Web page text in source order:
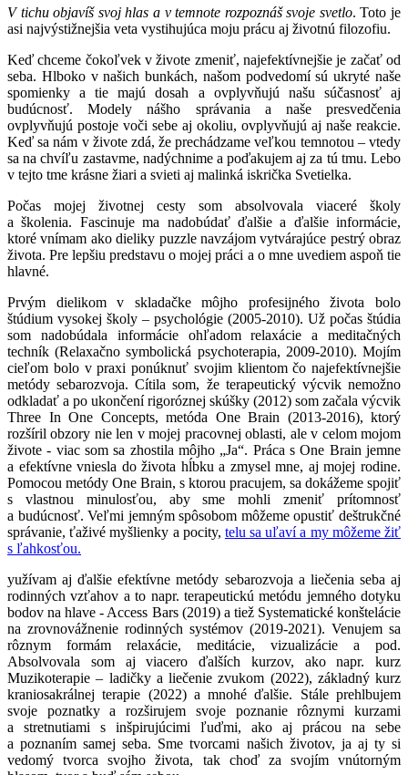
V tichu objavíš svoj hlas a v temnote rozpoznáš svoje svetlo. Toto je
asi najvýstižnejšia veta vystihujúca moju prácu aj životnú filozofiu.
Keď chceme čokoľvek v živote zmeniť, najefektívnejšie je začať od
seba. Hlboko v našich bunkách, našom podvedomí sú ukryté naše
spomienky a tie majú dosah a ovplyvňujú našu súčasnosť aj
budúcnosť. Modely nášho správania a naše presvedčenia
ovplyvňujú postoje voči sebe aj okoliu, ovplyvňujú aj naše reakcie.
Keď sa nám v živote zdá, že prechádzame veľkou temnotou – vtedy
sa na chvíľu zastavme, nadýchnime a poďakujem aj za tú tmu. Lebo
v tejto tme krásne žiari a svieti aj malinká iskrička Svetielka.
Počas mojej životnej cesty som absolvovala viaceré školy
a školenia. Fascinuje ma nadobúdať ďalšie a ďalšie informácie,
ktoré vnímam ako dieliky puzzle navzájom vytvárajúce pestrý obraz
života. Pre lepšiu predstavu o mojej práci a o mne uvediem aspoň tie
hlavné.
Prvým dielikom v skladačke môjho profesijného života bolo
štúdium vysokej školy – psychológie (2005-2010). Už počas štúdia
som nadobúdala informácie ohľadom relaxácie a meditačných
techník (Relaxačno symbolická psychoterapia, 2009-2010). Mojím
cieľom bolo v praxi ponúknuť svojim klientom čo najefektívnejšie
metódy sebarozvoja. Cítila som, že terapeutický výcvik nemožno
odkladať a po ukončení rigoróznej skúšky (2012) som začala výcvik
Three In One Concepts, metóda One Brain (2013-2016), ktorý
rozšíril obzory nie len v mojej pracovnej oblasti, ale v celom mojom
živote - viac som sa zhostila môjho „Ja“. Práca s One Brain jemne
a efektívne vniesla do života hĺbku a zmysel mne, aj mojej rodine.
Pomocou metódy One Brain, s ktorou pracujem, sa dokážeme spojiť
s vlastnou minulosťou, aby sme mohli zmeniť prítomnosť
a budúcnosť. Veľmi jemným spôsobom môžeme opustiť deštrukčné
správanie, ťaživé myšlienky a pocity, telu sa uľaví a my môžeme žiť
s ľahkosťou.
yužívam aj ďalšie efektívne metódy sebarozvoja a liečenia seba aj
rodinných vzťahov a to napr. terapeutickú metódu jemného dotyku
bodov na hlave - Access Bars (2019) a tiež Systematické konštelácie
na zrovnovážnenie rodinných systémov (2019-2021). Venujem sa
rôznym formám relaxácie, meditácie, vizualizácie a pod.
Absolvovala som aj viacero ďalších kurzov, ako napr. kurz
Muzikoterapie – ladičky a liečenie zvukom (2022), základný kurz
kraniosakrálnej terapie (2022) a mnohé ďalšie. Stále prehlbujem
svoje poznatky a rozširujem svoje poznanie rôznymi kurzami
a stretnutiami s inšpirujúcimi ľuďmi, ako aj prácou na sebe
a poznaním samej seba. Sme tvorcami našich životov, ja aj ty si
vedomý tvorca svojho života, tak choď za svojím vnútorným